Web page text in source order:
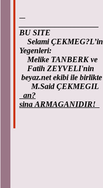
BU SITE
Selami ÇEKMEG?L’in
Yegenleri:
Melike TANBERK ve
Fatih ZEYVELI'nin
beyaz.net ekibi ile birlikte
M.Said ÇEKMEGIL
an?
sina ARMAGANIDIR!